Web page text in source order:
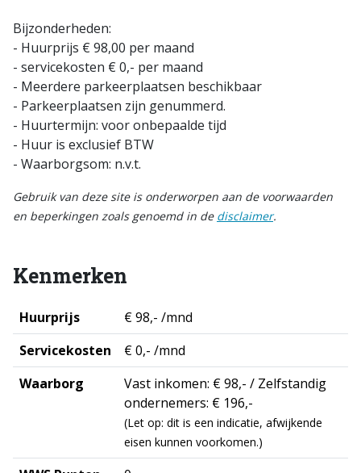
Bijzonderheden:
- Huurprijs € 98,00 per maand
- servicekosten € 0,- per maand
- Meerdere parkeerplaatsen beschikbaar
- Parkeerplaatsen zijn genummerd.
- Huurtermijn: voor onbepaalde tijd
- Huur is exclusief BTW
- Waarborgsom: n.v.t.
Gebruik van deze site is onderworpen aan de voorwaarden
en beperkingen zoals genoemd in de disclaimer.
Kenmerken
Huurprijs
€ 98,- /mnd
Servicekosten
€ 0,- /mnd
Waarborg
Vast inkomen: € 98,- / Zelfstandig
ondernemers: € 196,-
(Let op: dit is een indicatie, afwijkende
eisen kunnen voorkomen.)